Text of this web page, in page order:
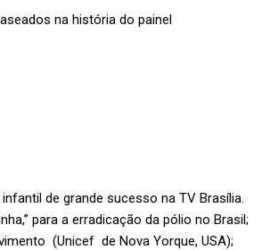
na história do painel
de grande sucesso na TV Brasília.
para a erradicação da pólio no Brasil;
(Unicef de Nova Yorque, USA);